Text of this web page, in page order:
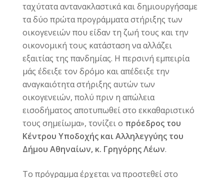
ταχύτατα αντανακλαστικά και δημιουργήσαμε
τα δύο πρώτα προγράμματα στήριξης των
οικογενειών που είδαν τη ζωή τους και την
οικονομική τους κατάσταση να αλλάζει
εξαιτίας της πανδημίας. Η περσινή εμπειρία
μάς έδειξε τον δρόμο και απέδειξε την
αναγκαιότητα στήριξης αυτών των
οικογενειών, πολύ πριν η απώλεια
εισοδήματος αποτυπωθεί στο εκκαθαριστικό
τους σημείωμα», τονίζει ο πρόεδρος του
Κέντρου Υποδοχής και Αλληλεγγύης του
Δήμου Αθηναίων, κ. Γρηγόρης Λέων.
Το πρόγραμμα έρχεται να προστεθεί στο